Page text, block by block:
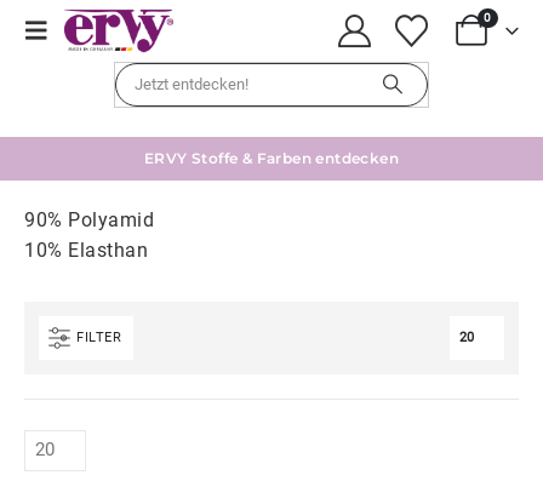
0
ERVY Stoffe & Farben entdecken
90% Polyamid
10% Elasthan
FILTER